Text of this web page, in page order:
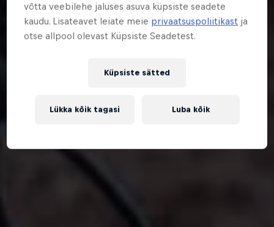
võtta veebilehe jaluses asuva küpsiste seadete
kaudu. Lisateavet leiate meie privaatsuspoliitikast ja
otse allpool olevast Küpsiste Seadetest.
Küpsiste sätted
Lükka kõik tagasi Luba kõik